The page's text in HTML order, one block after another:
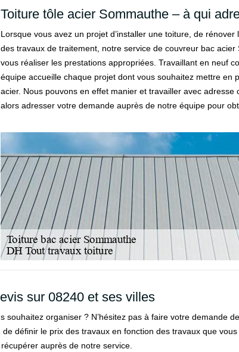
Toiture tôle acier Sommauthe – à qui
Lorsque vous avez un projet d’installer une toiture, de rénover
des travaux de traitement, notre service de couvreur bac acier
vous réaliser les prestations appropriées. Travaillant en neuf
équipe accueille chaque projet dont vous souhaitez mettre en
acier. Nous pouvons en effet manier et travailler avec adresse
alors adresser votre demande auprès de notre équipe pour
sur 08240 et ses villes
organiser ? N’hésitez pas à faire votre demande
définir le prix des travaux en fonction des travaux que
auprès de notre service.